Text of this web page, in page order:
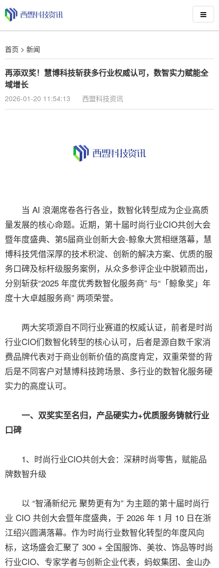
首页 > 新闻
再添双奖！慧博科技斩获多行业权威认可，数智实力赋能全
域增长
2026-01-20 11:54:13 西盟科技资讯
当 AI 浪潮席卷各行各业，数智化转型成为企业高质
量发展的核心命题。近期，第十届时尚行业CIO共创大会
暨年度盛典、第5届商业创新大会-鲸象大赏相继落幕，慧
博科技凭借深厚的技术积淀、创新的解决方案、优质的服
务口碑及标杆级服务案例，从众多参评企业中脱颖而出，
分别斩获“2025 年度优秀数智化服务商” 与“「鲸象奖」年
度十大卓越服务商” 两项荣誉。
两大奖项源自不同行业赛道的权威认证，前者是时尚
行业CIO们数智化转型的核心认可，后者是源自数千家消
费品牌代表对于商业创新价值的高度肯定，双重荣誉的背
后是不同客户对慧博科技跨场景、多行业的数智化服务硬
实力的高度认可。
一、双奖实至名归，产品硬实力+优质服务铸就行业
口碑
1、时尚行业CIO共创大会：深耕时尚零售，赋能品
牌数智升级
以 “智涌新纪元 聚势更有为” 为主题的第十届时尚行
业 CIO 共创大会暨年度盛典，于 2026 年 1 月 10 日在浙
江绍兴圆满落幕。作为时尚行业数智化转型的年度风向
标，这场盛会汇聚了 300 + 全国服饰、美妆、饰品等时尚
行业CIO、专家学者与创新企业代表，蚂蚁集团、金山办